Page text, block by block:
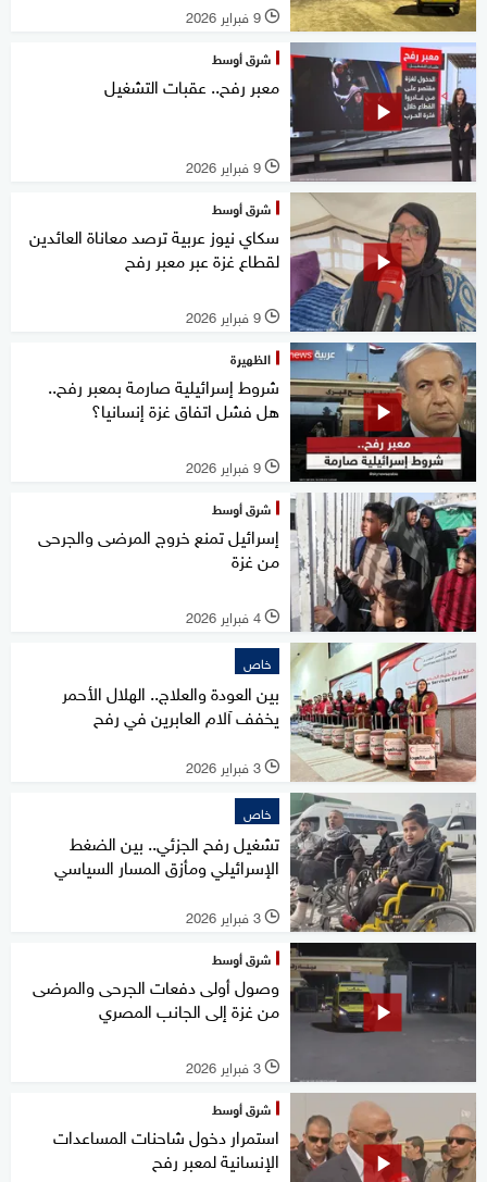
l 9 فبراير 2026
شرق أوسط
معبر رفح.. عقبات التشغيل
l 9 فبراير 2026
شرق أوسط
سكاي نيوز عربية ترصد معاناة العائدين
لقطاع غزة عبر معبر رفح
l 9 فبراير 2026
الظهيرة
شروط إسرائيلية صارمة بمعبر رفح..
هل فشل اتفاق غزة إنسانيا؟
l 9 فبراير 2026
شرق أوسط
إسرائيل تمنع خروج المرضى والجرحى
من غزة
l 4 فبراير 2026
خاص
بين العودة والعلاج.. الهلال الأحمر
يخفف آلام العابرين في رفح
l 3 فبراير 2026
خاص
تشغيل رفح الجزئي.. بين الضغط
الإسرائيلي ومأزق المسار السياسي
l 3 فبراير 2026
شرق أوسط
وصول أولى دفعات الجرحى والمرضى
من غزة إلى الجانب المصري
l 3 فبراير 2026
شرق أوسط
استمرار دخول شاحنات المساعدات
الإنسانية لمعبر رفح